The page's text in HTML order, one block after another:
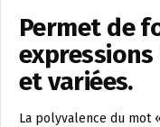
Permet de
et variées.
La polyvalence du mot